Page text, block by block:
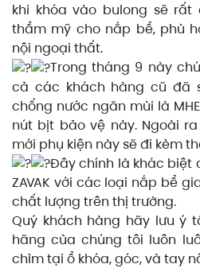
khi khóa vào bulong sẽ rất
thẩm mỹ cho nắp bể, phù
nội ngoại thất.
Trong tháng 9 này
cả các khách hàng cũ đã
chống nước ngăn mùi là
nút bịt bảo vệ này. Ngoài
mới phụ kiện này sẽ đi kèm
Đây chính là khác biệt
ZAVAK với các loại nắp bể
chất lượng trên thị trường.
Quý khách hàng hãy lưu ý
hãng của chúng tôi luôn
chìm tại ổ khóa, góc, và tay